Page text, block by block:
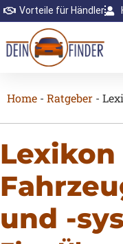
Vorteile für Händler
Home - Ratgeber -
und -